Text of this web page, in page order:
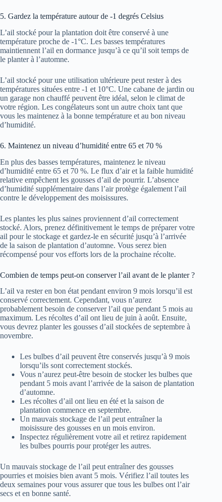
5. Gardez la température autour de -1 degrés Celsius
L’ail stocké pour la plantation doit être conservé à une
température proche de -1°C. Les basses températures
maintiennent l’ail en dormance jusqu’à ce qu’il soit temps de
le planter à l’automne.
L’ail stocké pour une utilisation ultérieure peut rester à des
températures situées entre -1 et 10°C. Une cabane de jardin ou
un garage non chauffé peuvent être idéal, selon le climat de
votre région. Les congélateurs sont un autre choix tant que
vous les maintenez à la bonne température et au bon niveau
d’humidité.
6. Maintenez un niveau d’humidité entre 65 et 70 %
En plus des basses températures, maintenez le niveau
d’humidité entre 65 et 70 %. Le flux d’air et la faible humidité
relative empêchent les gousses d’ail de pourrir. L’absence
d’humidité supplémentaire dans l’air protège également l’ail
contre le développement des moisissures.
Les plantes les plus saines proviennent d’ail correctement
stocké. Alors, prenez définitivement le temps de préparer votre
ail pour le stockage et gardez-le en sécurité jusqu’à l’arrivée
de la saison de plantation d’automne. Vous serez bien
récompensé pour vos efforts lors de la prochaine récolte.
Combien de temps peut-on conserver l’ail avant de le planter ?
L’ail va rester en bon état pendant environ 9 mois lorsqu’il est
conservé correctement. Cependant, vous n’aurez
probablement besoin de conserver l’ail que pendant 5 mois au
maximum. Les récoltes d’ail ont lieu de juin à août. Ensuite,
vous devrez planter les gousses d’ail stockées de septembre à
novembre.
Les bulbes d’ail peuvent être conservés jusqu’à 9 mois
lorsqu’ils sont correctement stockés.
Vous n’aurez peut-être besoin de stocker les bulbes que
pendant 5 mois avant l’arrivée de la saison de plantation
d’automne.
Les récoltes d’ail ont lieu en été et la saison de
plantation commence en septembre.
Un mauvais stockage de l’ail peut entraîner la
moisissure des gousses en un mois environ.
Inspectez régulièrement votre ail et retirez rapidement
les bulbes pourris pour protéger les autres.
Un mauvais stockage de l’ail peut entraîner des gousses
pourries et moisies bien avant 5 mois. Vérifiez l’ail toutes les
deux semaines pour vous assurer que tous les bulbes ont l’air
secs et en bonne santé.